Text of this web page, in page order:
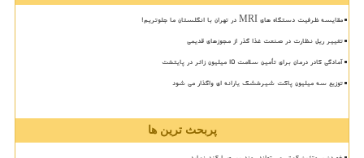
مقایسه ظرفیت دستگاه های MRI در تهران با انگلستان ما جلوتریم!
تغییر ریل نظارت در صنعت غذا گذر از مجوزهای قدیمی
آمادگی کادر درمان برای تأمین سلامت 15 میلیون زائر در پایتخت
توزیع سه میلیون پاکت شیرخشک یارانه ای واگذار می شود
پربحث ترین ها